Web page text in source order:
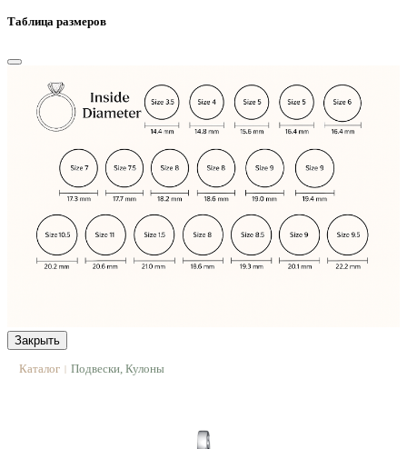
Таблица размеров
Закрыть
Каталог | Подвески, Кулоны